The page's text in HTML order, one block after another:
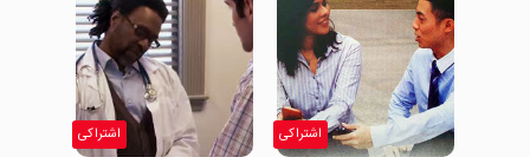
اشتراکی اشتراکی